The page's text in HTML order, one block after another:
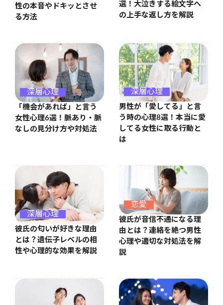
性の本音やドキッとさせ
る方法
選！大泣きする絵文字へ
の上手な返し方を解説
深層心理
「機会があれば」と言う
女性心理6選！脈あり・脈
なしの見分け方や対処法
深層心理
男性が「愛してる」と言
う時の心理8選！本当に愛
してる女性に取る行動と
は
深層心理
彼氏の匂いが好きな理由
とは？遺伝子レベルの相
性や心理的な効果を解説
恋愛
彼氏が音信不通になる理
由とは？連絡を絶つ男性
心理や適切な対処法を解
説